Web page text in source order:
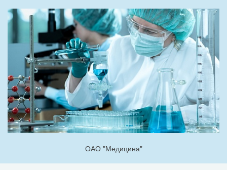
ОАО "Медицина"